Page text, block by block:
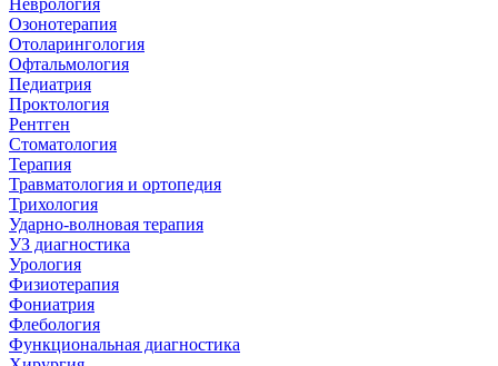
Неврология
Озонотерапия
Отоларингология
Офтальмология
Педиатрия
Проктология
Рентген
Стоматология
Терапия
Травматология и ортопедия
Трихология
Ударно-волновая терапия
УЗ диагностика
Урология
Физиотерапия
Фониатрия
Флебология
Функциональная диагностика